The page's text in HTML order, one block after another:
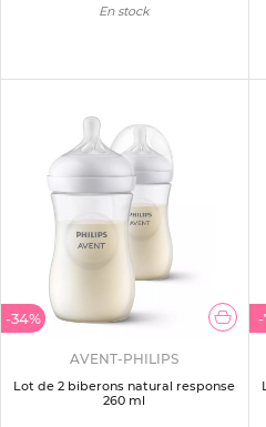
En stock
-34%
AVENT-PHILIPS
Lot de 2 biberons natural response
260 ml
-